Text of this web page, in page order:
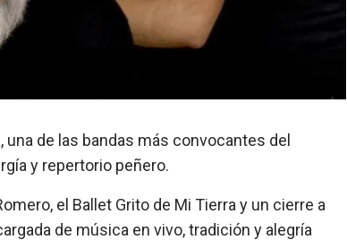
de las bandas más convocantes del
y repertorio peñero.
el Ballet Grito de Mi Tierra y un cierre a
de música en vivo, tradición y alegría